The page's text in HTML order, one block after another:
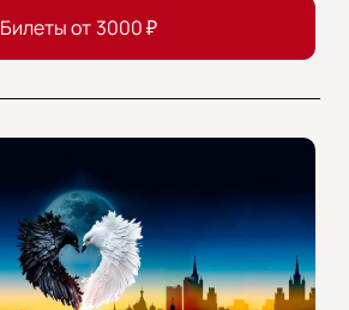
Билеты от 3000₽